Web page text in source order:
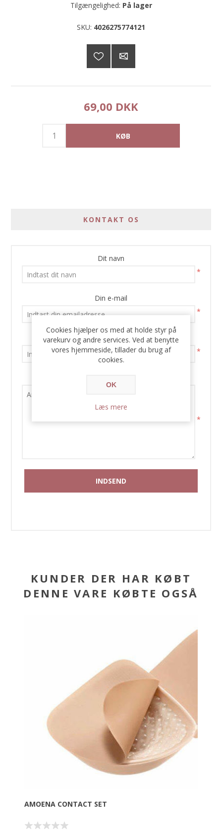
Tilgængelighed: På lager
SKU: 4026275774121
69,00 DKK
KONTAKT OS
Dit navn
*
Din e-mail
*
Emne:
*
*
KUNDER DER HAR KØBT
DENNE VARE KØBTE OGSÅ
AMOENA CONTACT SET
Cookies hjælper os med at holde styr på
varekurv og andre services. Ved at benytte
vores hjemmeside, tillader du brug af
cookies.
OK
Læs mere